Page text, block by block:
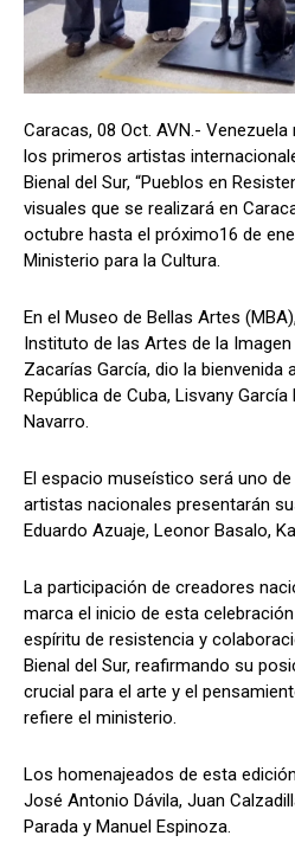
Caracas, 08 Oct. AVN.-
los primeros artistas
Bienal del Sur, “Pueblos en
visuales que se realizará en
octubre hasta el próximo16 de
Ministerio para la Cultura.
En el Museo de Bellas Artes
Instituto de las Artes de la
Zacarías García, dio la bienvenida
República de Cuba, Lisvany García
Navarro.
El espacio museístico será uno
artistas nacionales presentarán
Eduardo Azuaje, Leonor Basalo,
La participación de creadores
marca el inicio de esta
espíritu de resistencia y
Bienal del Sur, reafirmando su
crucial para el arte y el
refiere el ministerio.
Los homenajeados de esta
José Antonio Dávila, Juan
Parada y Manuel Espinoza.